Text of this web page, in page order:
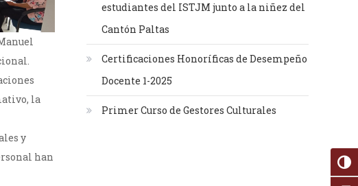
la
y
han
estudiantes del ISTJM junto a la niñez del
Cantón Paltas
Certificaciones Honoríficas de Desempeño
Docente 1-2025
Primer Curso de Gestores Culturales